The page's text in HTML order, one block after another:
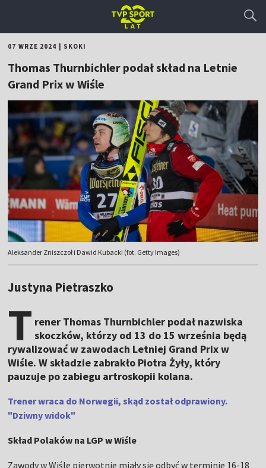
07 WRZE 2024 SKOKI
Thomas Thurnbichler podał skład na Letnie
Grand Prix w Wiśle
Aleksander Zniszczoł i Dawid Kubacki (fot. Getty Images)
Justyna Pietraszko
T rener Thomas Thurnbichler podał nazwiska
skoczków, którzy od 13 do 15 września będą
rywalizować w zawodach Letniej Grand Prix w
Wiśle. W składzie zabrakło Piotra Żyły, który
pauzuje po zabiegu artroskopii kolana.
Trener wraca do Norwegii, skąd został odprawiony.
"Dziwny widok"
Skład Polaków na LGP w Wiśle
Zawody w Wiśle pierwotnie miały się odbyć w terminie 16-18